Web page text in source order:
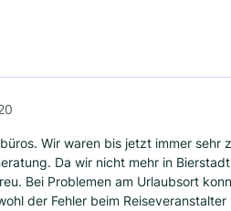
Wir waren bis jetzt immer sehr
Da wir nicht mehr in
Bei Problemen am Urlaubsort
der Fehler beim Reiseveranstalter